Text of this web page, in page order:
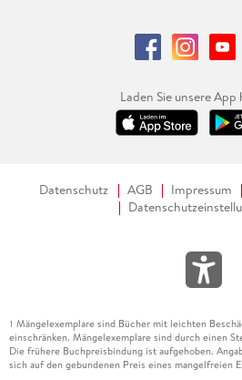
Laden Sie unsere App
Datenschutz AGB Impressum
1 Mängelexemplare sind Bücher mit leichten
einschränken. Mängelexemplare sind durch einen
Die frühere Buchpreisbindung ist aufgehoben.
sich auf den gebundenen Preis eines mangelfreien